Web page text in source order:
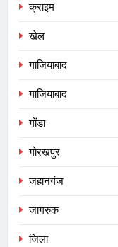
क्राइम
खेल
गाजियाबाद
गाजियाबाद
गोंडा
गोरखपुर
जहानगंज
जागरुक
जिला